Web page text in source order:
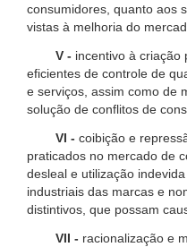
consumidores, quanto aos
vistas à melhoria do
V - incentivo à criação
eficientes de controle de
e serviços, assim como de
solução de conflitos de
VI - coibição e
praticados no mercado de
desleal e utilização
industriais das marcas e
distintivos, que possam
VII - racionalização e